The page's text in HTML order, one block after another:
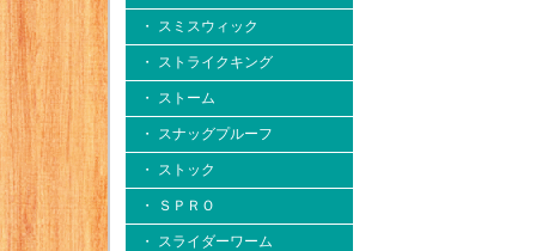
・ スミスウィック
・ ストライクキング
・ ストーム
・ スナッグプルーフ
・ ストック
・ ＳＰＲＯ
・ スライダーワーム